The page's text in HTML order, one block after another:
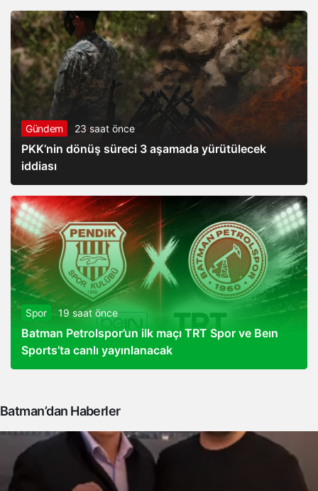
Gündem 23 saat önce
PKK’nin dönüş süreci 3 aşamada yürütülecek
iddiası
Spor 19 saat önce
Batman Petrolspor’un ilk maçı TRT Spor ve Beın
Sports’ta canlı yayınlanacak
Batman’dan Haberler